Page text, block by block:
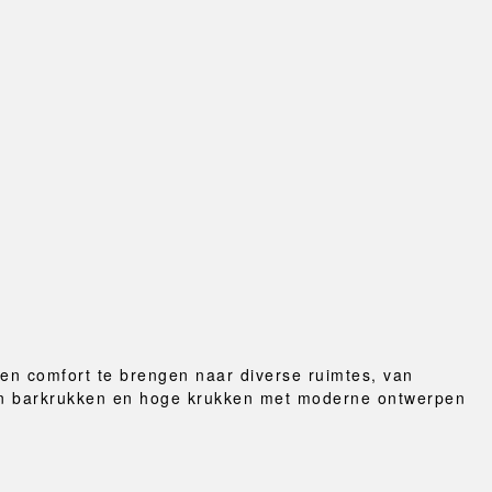
comfort te brengen naar diverse ruimtes, van
en hoge krukken met moderne ontwerpen